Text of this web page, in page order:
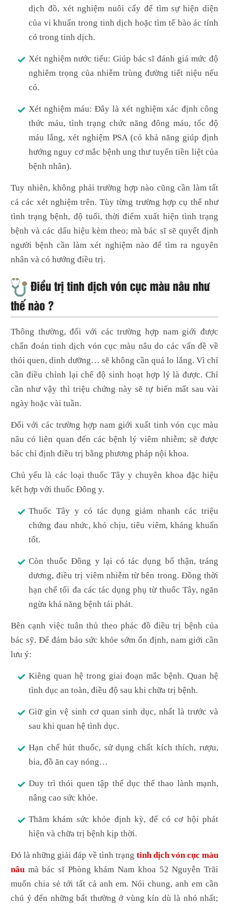
dịch đồ, xét nghiệm nuôi cấy để tìm sự hiện diện
của vi khuẩn trong tinh dịch hoặc tìm tế bào ác tính
có trong tinh dịch.
Xét nghiệm nước tiểu: Giúp bác sĩ đánh giá mức độ
nghiêm trọng của nhiễm trùng đường tiết niệu nếu
có.
Xét nghiệm máu: Đây là xét nghiệm xác định công
thức máu, tình trạng chức năng đông máu, tốc độ
máu lắng, xét nghiệm PSA (có khả năng giúp định
hướng nguy cơ mắc bệnh ung thư tuyến tiền liệt của
bệnh nhân).
Tuy nhiên, không phải trường hợp nào cũng cần làm tất
cả các xét nghiệm trên. Tùy từng trường hợp cụ thể như
tình trạng bệnh, độ tuổi, thời điểm xuất hiện tình trạng
bệnh và các dấu hiệu kèm theo; mà bác sĩ sẽ quyết định
người bệnh cần làm xét nghiệm nào để tìm ra nguyên
nhân và có hướng điều trị.
Điều trị tinh dịch vón cục màu nâu như
thế nào ?
Thông thường, đối với các trường hợp nam giới được
chẩn đoán tinh dịch vón cục màu nâu do các vấn đề về
thói quen, dinh dưỡng… sẽ không cần quá lo lắng. Vì chỉ
cần điều chỉnh lại chế độ sinh hoạt hợp lý là được. Chỉ
cần như vậy thì triệu chứng này sẽ tự biến mất sau vài
ngày hoặc vài tuần.
Đối với các trường hợp nam giới xuất tinh vón cục màu
nâu có liên quan đến các bệnh lý viêm nhiễm; sẽ được
bác chỉ định điều trị bằng phương pháp nội khoa.
Chủ yếu là các loại thuốc Tây y chuyên khoa đặc hiệu
kết hợp với thuốc Đông y.
Thuốc Tây y có tác dụng giảm nhanh các triệu
chứng đau nhức, khó chịu, tiêu viêm, kháng khuẩn
tốt.
Còn thuốc Đông y lại có tác dụng bổ thận, tráng
dương, điều trị viêm nhiễm từ bên trong. Đồng thời
hạn chế tối đa các tác dụng phụ từ thuốc Tây, ngăn
ngừa khả năng bệnh tái phát.
Bên cạnh việc tuân thủ theo phác đồ điều trị bệnh của
bác sỹ. Để đảm bảo sức khỏe sớm ổn định, nam giới cần
lưu ý:
Kiêng quan hệ trong giai đoạn mắc bệnh. Quan hệ
tình dục an toàn, điều độ sau khi chữa trị bệnh.
Giữ gìn vệ sinh cơ quan sinh dục, nhất là trước và
sau khi quan hệ tình dục.
Hạn chế hút thuốc, sử dụng chất kích thích, rượu,
bia, đồ ăn cay nóng…
Duy trì thói quen tập thể dục thể thao lành mạnh,
nâng cao sức khỏe.
Thăm khám sức khỏe định kỳ, để có cơ hội phát
hiện và chữa trị bệnh kịp thời.
Đó là những giải đáp về tình trạng tinh dịch vón cục màu
nâu mà bác sĩ Phòng khám Nam khoa 52 Nguyễn Trãi
muốn chia sẻ tới tất cả anh em. Nói chung, anh em cần
chú ý đến những bất thường ở vùng kín dù là nhỏ nhất;